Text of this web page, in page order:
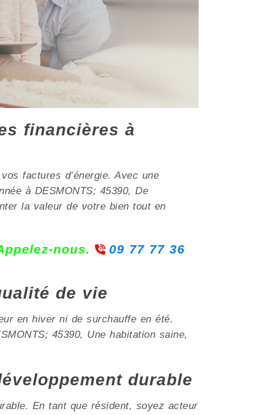
financières à
factures d’énergie. Avec une
à DESMONTS; 45390, De
la valeur de votre bien tout en
nous.
09 77 77 36
de vie
en hiver ni de surchauffe en été.
45390, Une habitation saine,
durable
En tant que résident, soyez acteur